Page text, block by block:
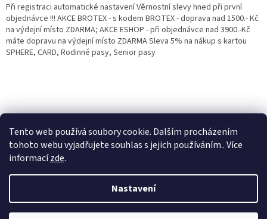
Tento web používá soubory cookie. Dalším procházením
tohoto webu vyjadřujete souhlas s jejich používáním.. Více
informacízde.
Nastavení
nastavená Věrnostní sleva 3% - 10% na Všechny Vaše další nákupy. Čím
víc nakoupíte, tím větší slevu můžete získat. Vaše objednávky se sčítají.
Využít můžete i "Slevové kody" nebo DOPRAVU ZDARMA. Přejeme
Při registraci automatické nastavení Věrnostní slevy hned při první
objednávce !!! AKCE BROTEX - s kodem BROTEX - doprava nad 1500.- Kč
na výdejní místo ZDARMA; AKCE ESHOP - při objednávce nad 3900.-Kč
máte dopravu na výdejní místo ZDARMA Sleva 5% na nákup s kartou
SPHERE, CARD, Rodinné pasy, Senior pasy
Copyright 2026Eshop Jana. Všechna práva vyhrazena.